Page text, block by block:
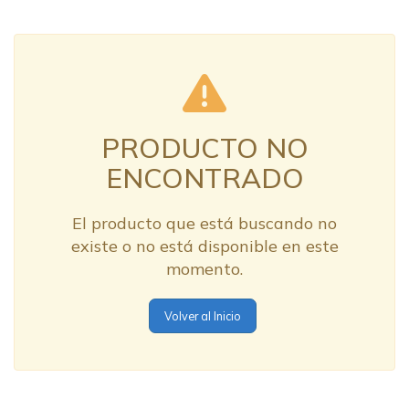
PRODUCTO NO
ENCONTRADO
El producto que está buscando no
existe o no está disponible en este
momento.
Volver al Inicio